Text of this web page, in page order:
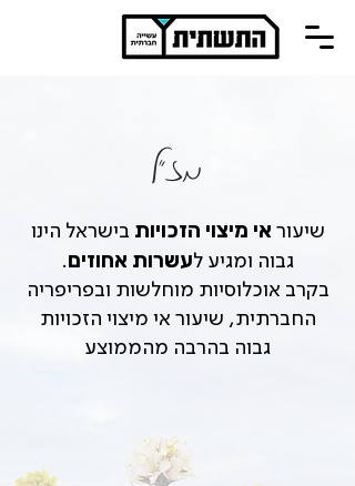
מז"ל
שיעור אי מיצוי הזכויות בישראל הינו
גבוה ומגיע לעשרות אחוזים.
בקרב אוכלוסיות מוחלשות ובפריפריה
החברתית, שיעור אי מיצוי הזכויות
גבוה בהרבה מהממוצע